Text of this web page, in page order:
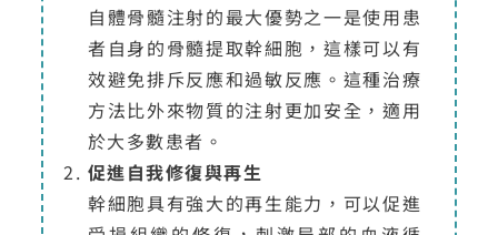
自體骨髓注射的最大優勢之一是使用患
者自身的骨髓提取幹細胞，這樣可以有
效避免排斥反應和過敏反應。這種治療
方法比外來物質的注射更加安全，適用
於大多數患者。
促進自我修復與再生
幹細胞具有強大的再生能力，可以促進